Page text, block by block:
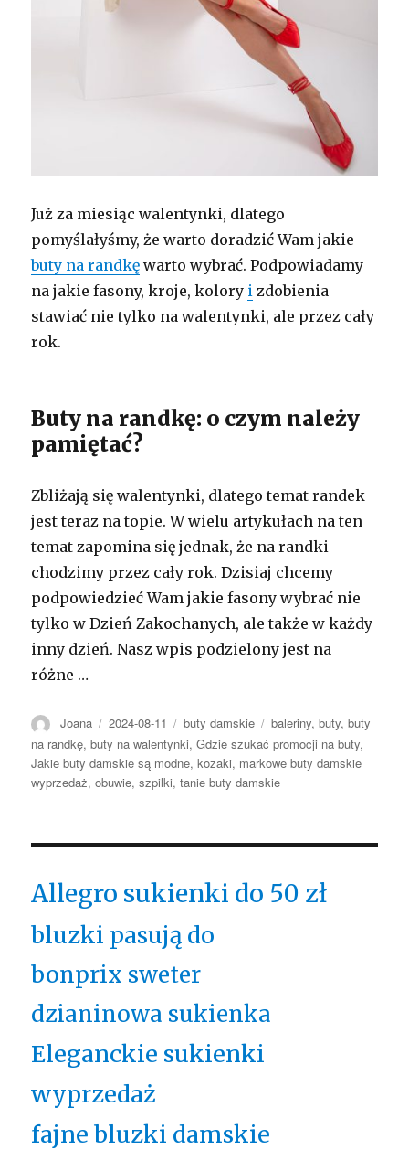
Już za miesiąc walentynki, dlatego
pomyślałyśmy, że warto doradzić Wam jakie
buty na randkę warto wybrać. Podpowiadamy
na jakie fasony, kroje, kolory i zdobienia
stawiać nie tylko na walentynki, ale przez cały
rok.
Buty na randkę: o czym należy
pamiętać?
Zbliżają się walentynki, dlatego temat randek
jest teraz na topie. W wielu artykułach na ten
temat zapomina się jednak, że na randki
chodzimy przez cały rok. Dzisiaj chcemy
podpowiedzieć Wam jakie fasony wybrać nie
tylko w Dzień Zakochanych, ale także w każdy
inny dzień. Nasz wpis podzielony jest na
różne …
Autor
Joana Opublikowano
2024-08-11 Kategorie
buty damskie Tagi
baleriny,buty,buty
na randkę,buty na walentynki,Gdzie szukać promocji na buty,
Jakie buty damskie są modne,kozaki, markowe buty damskie
wyprzedaż,obuwie,szpilki,tanie buty damskie
Allegro sukienki do 50 zł
bluzki pasują do
bonprix sweter
dzianinowa sukienka
Eleganckie sukienki
wyprzedaż
fajne bluzki damskie